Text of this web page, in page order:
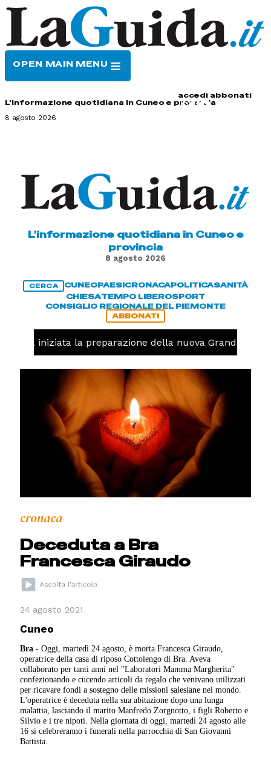
OPEN MAIN MENU
accedi abbonati
L'informazione quotidiana in Cuneo e provincia
8 agosto 2026
L'informazione quotidiana in Cuneo e
provincia
8 agosto 2026
CERCA CUNEOPAESICRONACAPOLITICASANITÀ
CHIESATEMPO LIBEROSPORT
CONSIGLIO REGIONALE DEL PIEMONTE
ABBONATI
iniziata la preparazione della nuova Granda Volley
cronaca
Deceduta a Bra
Francesca Giraudo
24 agosto 2021
Cuneo
Bra - Oggi, martedì 24 agosto, è morta Francesca Giraudo,
operatrice della casa di riposo Cottolengo di Bra. Aveva
collaborato per tanti anni nel "Laboratori Mamma Margherita"
confezionando e cucendo articoli da regalo che venivano utilizzati
per ricavare fondi a sostegno delle missioni salesiane nel mondo.
L'operatrice è deceduta nella sua abitazione dopo una lunga
malattia, lasciando il marito Manfredo Zorgnotto, i figli Roberto e
Silvio e i tre nipoti. Nella giornata di oggi, martedì 24 agosto alle
16 si celebreranno i funerali nella parrocchia di San Giovanni
Battista.